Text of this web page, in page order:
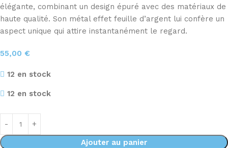
élégante, combinant un design épuré avec des matériaux de
haute qualité. Son métal effet feuille d’argent lui confère un
aspect unique qui attire instantanément le regard.
55,00 €
12 en stock
12 en stock
Ajouter au panier